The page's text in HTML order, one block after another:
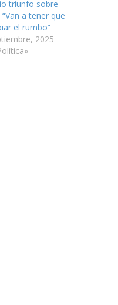
triunfo sobre
“Van a tener que
el rumbo”
2025